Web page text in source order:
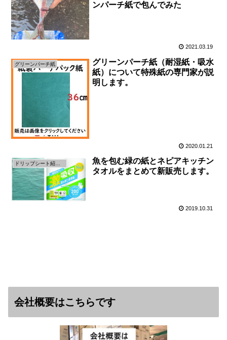
ンパーチ紙で包んでみた
2021.03.19
グリーンパーチ紙
グリーンパーチ紙（耐湿紙・吸水
紙）について特殊紙の専門家が説
明します。
2020.01.21
ドリップシート紹介ページ
魚を包む緑の紙とネピアキッチン
タオルをまとめて新販売します。
2019.10.31
会社概要はこちらです